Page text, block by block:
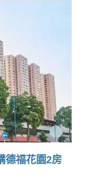
德福花園2房